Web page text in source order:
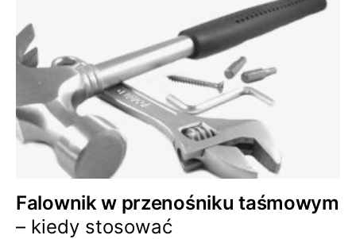
Falownik w przenośniku taśmowym
– kiedy stosować